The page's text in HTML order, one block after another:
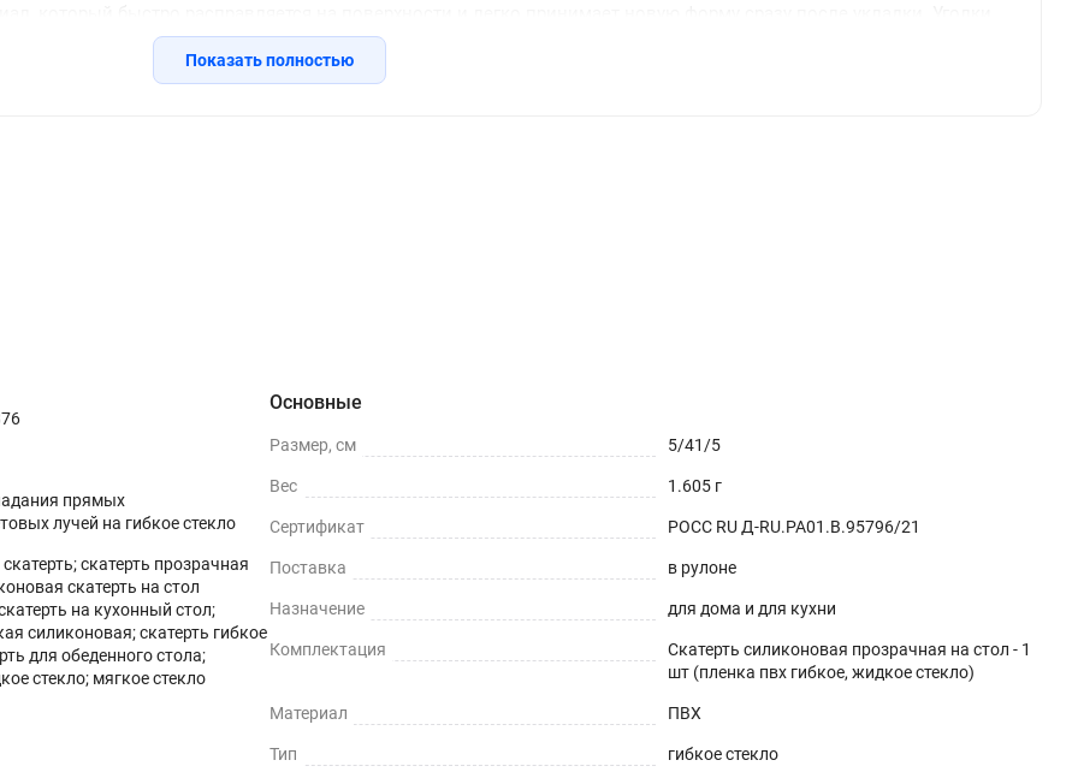
,для придания идеального вида. Мягкое стекло можно использовать поверх белой или цветной
напитков, так как материал является влагоотталкивающим. С помощью мягкого стекла Вы всегда будете
и устойчива к загрязнениям.
(зависит от толщины)
разложить.
10 лет.
красоту вашей мебели и облегчит уборку после шумного праздника. Простота ухода, поразит Вас с первых дней и
красоту и элегантность дизайна вашего дома. Пленка незаменима для гостиной и поможет создать стильный и
Показать полностью
прямых
лучей на гибкое стекло
скатерть прозрачная
скатерть на стол
на кухонный стол;
силиконовая; скатерть гибкое
для обеденного стола;
стекло; мягкое стекло
Основные
Размер, см 5/41/5
Вес 1.605 г
Сертификат РОСС RU Д-RU.РА01.В.95796/21
Поставка в рулоне
Назначение для дома и для кухни
Комплектация
Скатерть силиконовая прозрачная на стол - 1
шт (пленка пвх гибкое, жидкое стекло)
Материал ПВХ
Тип гибкое стекло